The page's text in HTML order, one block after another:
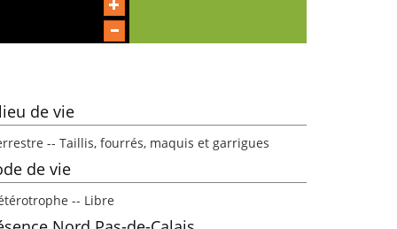
de vie
-- Taillis, fourrés, maquis et garrigues
de vie
-- Libre